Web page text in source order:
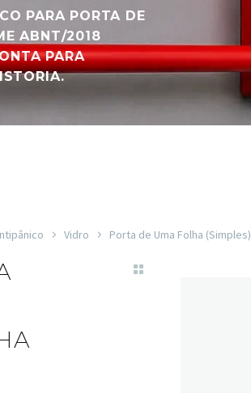
PARA PORTA DE
ABNT/2018
PARA
Vidro Porta de Uma Folha (Simples)